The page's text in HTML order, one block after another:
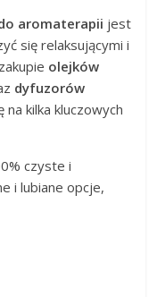
aromaterapii jest
się relaksującymi i
olejków
dyfuzorów
kilka kluczowych
czyste i
i lubiane opcje,